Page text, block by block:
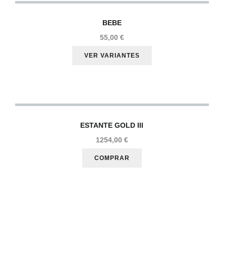
BEBE
55,00 €
ESTANTE GOLD III
1254,00 €